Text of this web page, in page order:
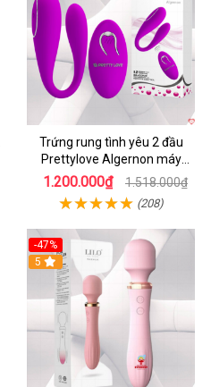
Trứng rung tình yêu 2 đầu
Prettylove Algernon máy
massage điểm G không dây
1.200.000₫ 1.518.000₫
(208)
-47%
5